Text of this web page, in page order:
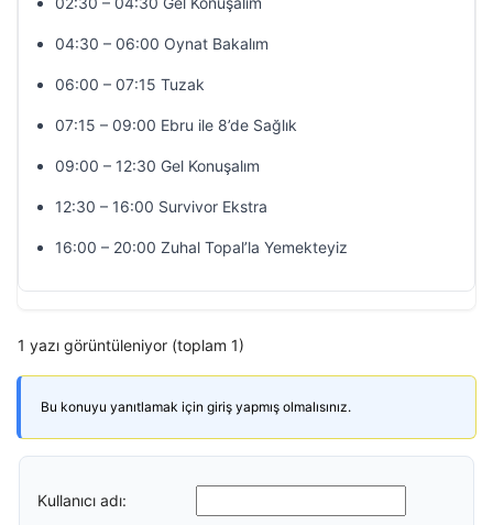
04:30 – 06:00 Oynat Bakalım
06:00 – 07:15 Tuzak
07:15 – 09:00 Ebru ile 8’de Sağlık
09:00 – 12:30 Gel Konuşalım
12:30 – 16:00 Survivor Ekstra
16:00 – 20:00 Zuhal Topal’la Yemekteyiz
1 yazı görüntüleniyor (toplam 1)
Bu konuyu yanıtlamak için giriş yapmış olmalısınız.
Kullanıcı adı: